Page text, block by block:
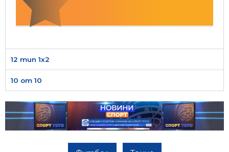
12 тип 1х2
10 от 10